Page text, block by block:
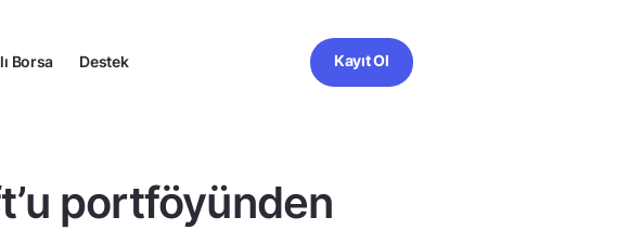
Borsa Destek Kayıt Ol
portföyünden